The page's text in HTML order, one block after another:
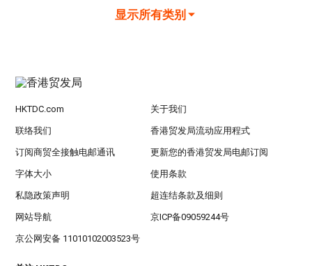
显示所有类别
HKTDC.com 关于我们
联络我们 香港贸发局流动应用程式
订阅商贸全接触电邮通讯 更新您的香港贸发局电邮订阅
字体大小 使用条款
私隐政策声明 超连结条款及细则
网站导航 京ICP备09059244号
京公网安备 11010102003523号